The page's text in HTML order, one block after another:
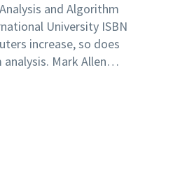
and Algorithm
University ISBN
increase, so does
Mark Allen
of well-